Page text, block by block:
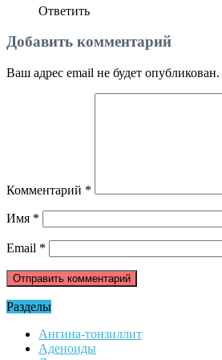
Ответить
Добавить комментарий
Ваш адрес email не будет опубликован.
Комментарий *
Имя *
Email *
Разделы
Ангина-тонзиллит
Аденоиды